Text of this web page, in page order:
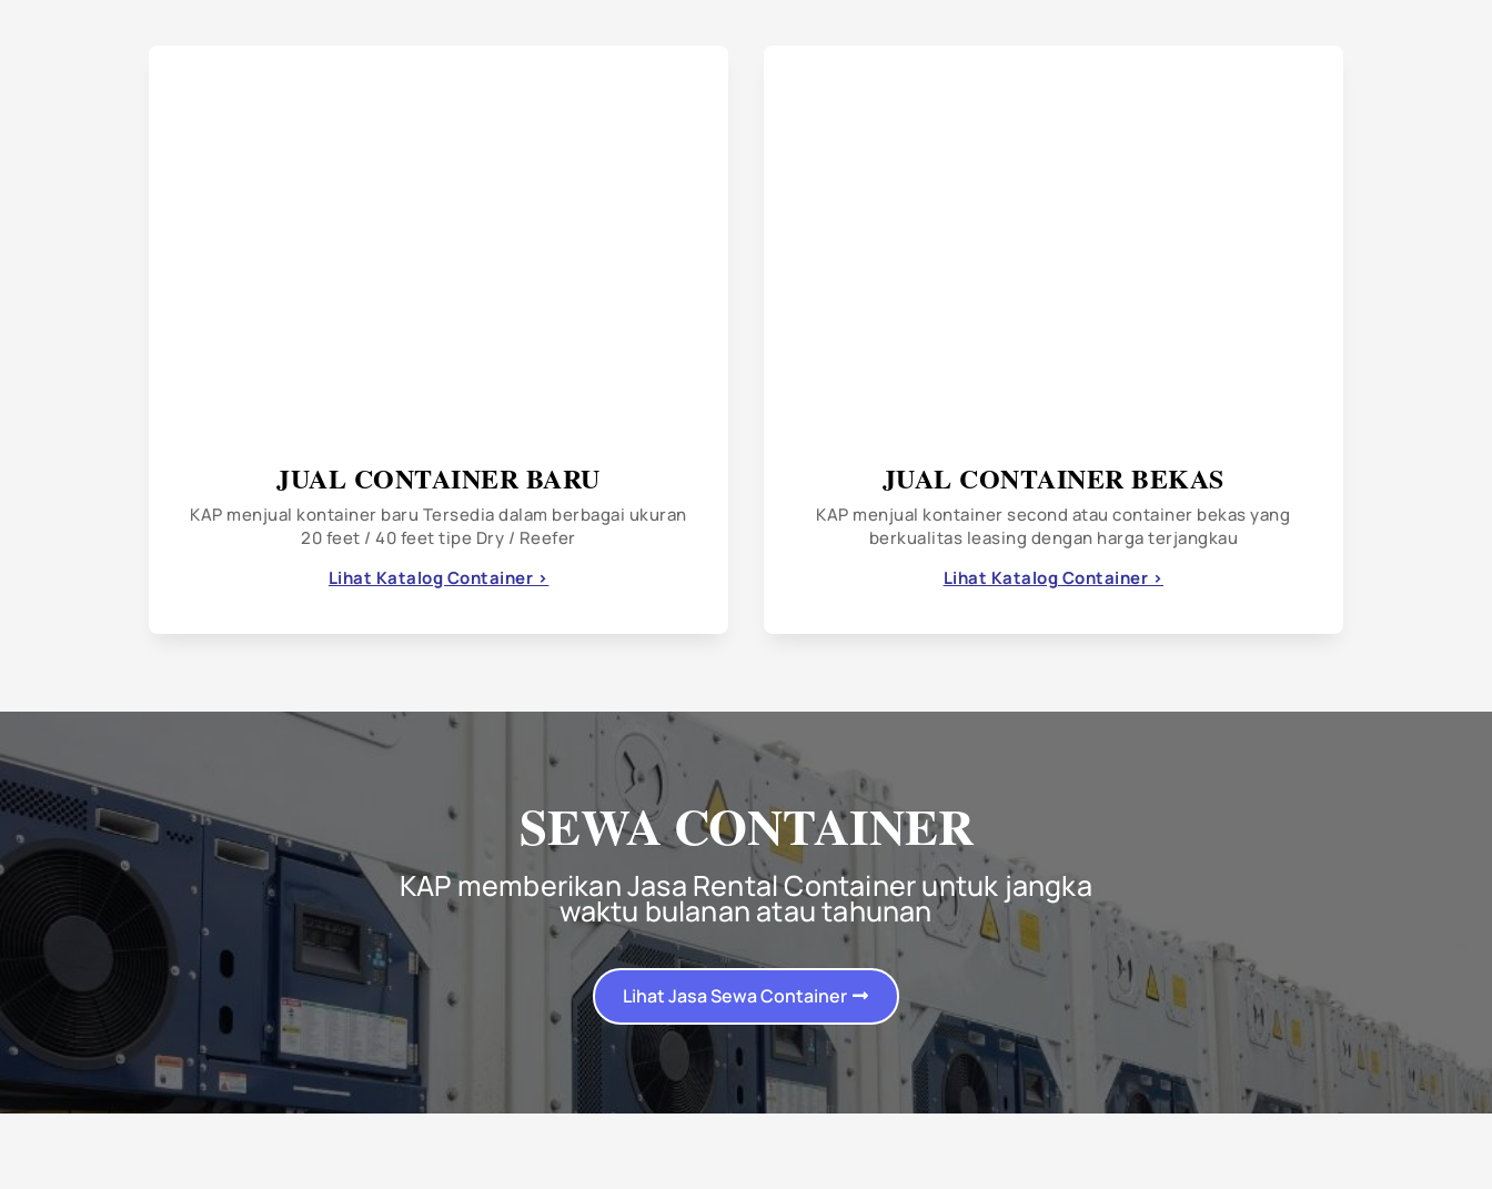
JUAL CONTAINER BARU
KAP menjual kontainer baru Tersedia dalam berbagai ukuran
20 feet / 40 feet tipe Dry / Reefer
Lihat Katalog Container >
JUAL CONTAINER BEKAS
KAP menjual kontainer second atau container bekas yang
berkualitas leasing dengan harga terjangkau
Lihat Katalog Container >
SEWA CONTAINER
KAP memberikan Jasa Rental Container untuk jangka
waktu bulanan atau tahunan
Lihat Jasa Sewa Container